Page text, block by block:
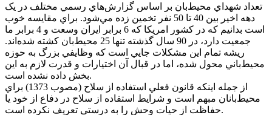
تعداد شهداي محيط‌بان بر اساس گزارش‌هاي رسمي مختلف در يک
دهه اخير بين 40 تا 50 نفر تخمين زده مي‌شود. براي مقايسه خوب
است بدانيم که در کشور امريکا که 6 برابر ايران وسعت و 4 برابر ما
جمعيت دارد، در 90 سال گذشته تنها 25 محيط‌بان کشته شده‌اند.
ريشه تمام اين مشکلات جايي است که وظايفي بزرگ به حوزه
محيط‌باني محول شده، اما در قبال آن اختيارات و قدرت لازم به اين
بخش داده نشده است.
از جمله اينکه قانون فعلي استفاده از سلاح (مصوب 1373) براي
محيط‌بانان مبهم است و شرايط استفاده از سلاح در دفاع از خود يا
حفاظت از حيات وحش را به ‌درستي تعريف نکرده است.